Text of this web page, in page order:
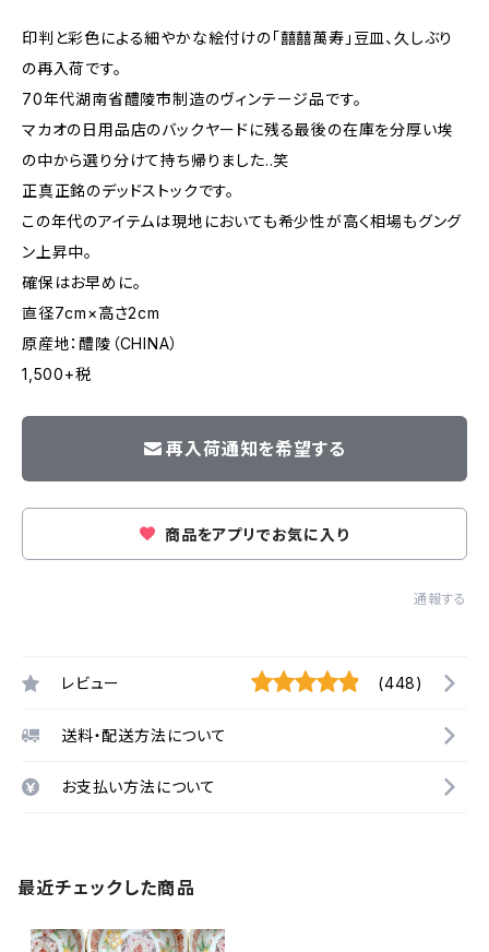
印判と彩色による細やかな絵付けの「囍囍萬寿」豆皿、久しぶり
の再入荷です。
70年代湖南省醴陵市制造のヴィンテージ品です。
マカオの日用品店のバックヤードに残る最後の在庫を分厚い埃
の中から選り分けて持ち帰りました..笑
正真正銘のデッドストックです。
この年代のアイテムは現地においても希少性が高く相場もグング
ン上昇中。
確保はお早めに。
直径7cm×高さ2cm
原産地：醴陵（CHINA）
1,500+税
再入荷通知を希望する
商品をアプリでお気に入り
通報する
レビュー (448)
送料・配送方法について
お支払い方法について
最近チェックした商品